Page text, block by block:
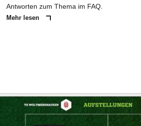
Antworten zum Thema im FAQ.
Mehr lesen